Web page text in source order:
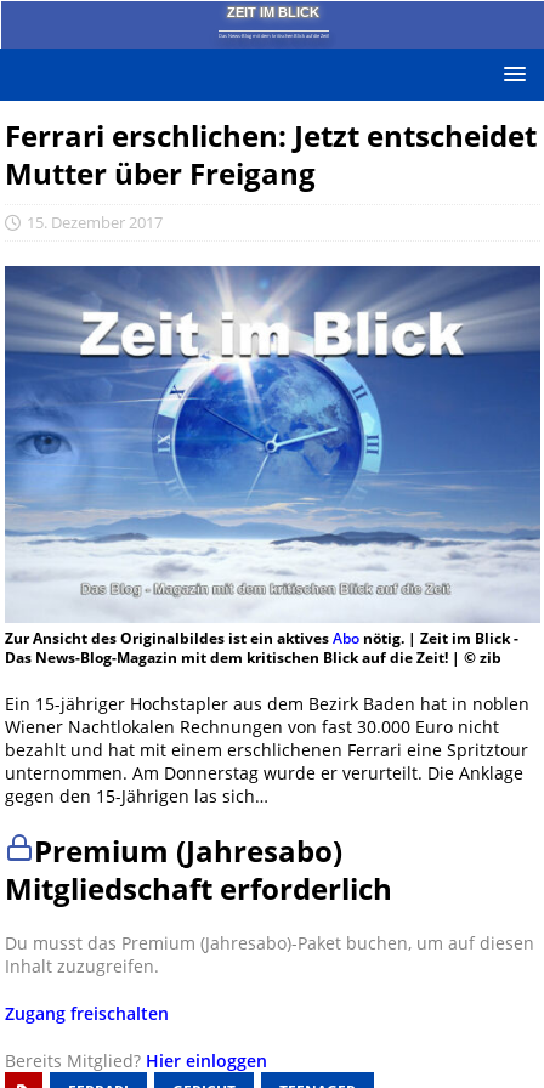
ZEIT IM BLICK
Das News-Blog mit dem kritischen Blick auf die Zeit!
Ferrari erschlichen: Jetzt entscheidet
Mutter über Freigang
15. Dezember 2017
Zur Ansicht des Originalbildes ist ein aktivesAbonötig. | Zeit im Blick -
Das News-Blog-Magazin mit dem kritischen Blick auf die Zeit! | © zib
Ein 15-jähriger Hochstapler aus dem Bezirk Baden hat in noblen
Wiener Nachtlokalen Rechnungen von fast 30.000 Euro nicht
bezahlt und hat mit einem erschlichenen Ferrari eine Spritztour
unternommen. Am Donnerstag wurde er verurteilt. Die Anklage
gegen den 15-Jährigen las sich…
Premium (Jahresabo)
Mitgliedschaft erforderlich
Du musst das Premium (Jahresabo)-Paket buchen, um auf diesen
Inhalt zuzugreifen.
Zugang freischalten
Bereits Mitglied? Hier einloggen